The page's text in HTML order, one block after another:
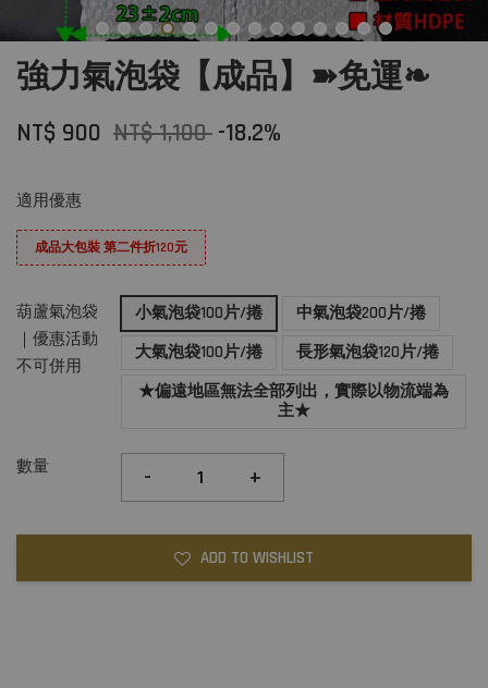
強力氣泡袋【成品】➽免運❧
NT$ 900 NT$ 1,100 -18.2%
適用優惠
成品大包裝 第二件折120元
葫蘆氣泡袋
｜優惠活動
不可併用
小氣泡袋100片/捲
中氣泡袋200片/捲
大氣泡袋100片/捲
長形氣泡袋120片/捲
★偏遠地區無法全部列出，實際以物流端為
主★
數量 - +
ADD TO WISHLIST